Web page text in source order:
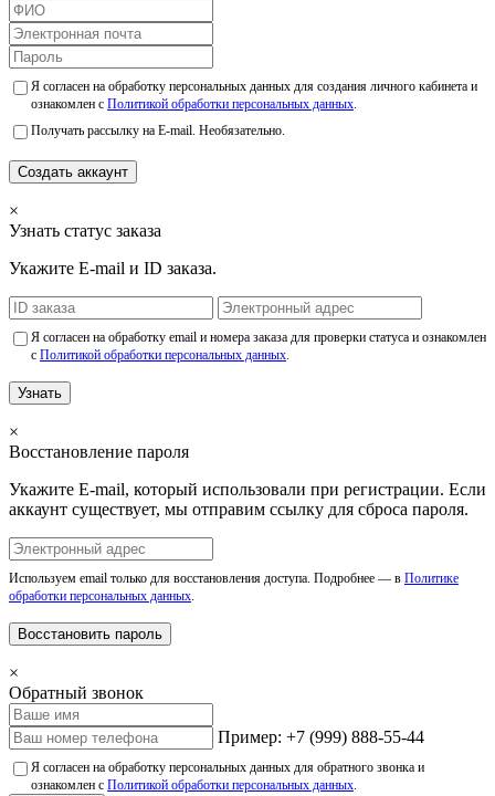
Я согласен на обработку персональных данных для создания личного кабинета и
ознакомлен с Политикой обработки персональных данных.
Получать рассылку на E-mail. Необязательно.
Создать аккаунт
×
Узнать статус заказа
Укажите E-mail и ID заказа.
Я согласен на обработку email и номера заказа для проверки статуса и ознакомлен
с Политикой обработки персональных данных.
Узнать
×
Восстановление пароля
Укажите E-mail, который использовали при регистрации. Если
аккаунт существует, мы отправим ссылку для сброса пароля.
Используем email только для восстановления доступа. Подробнее — в Политике
обработки персональных данных.
Восстановить пароль
×
Обратный звонок
Пример: +7 (999) 888-55-44
Я согласен на обработку персональных данных для обратного звонка и
ознакомлен с Политикой обработки персональных данных.